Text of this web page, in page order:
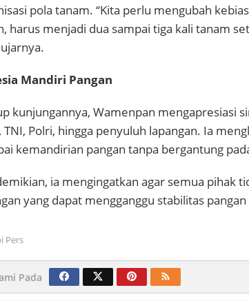
pola tanam. “Kita perlu mengubah
harus menjadi dua sampai tiga kali tanam
Mandiri Pangan
kunjungannya, Wamenpan mengapresiasi
TNI, Polri, hingga penyuluh lapangan. Ia
kemandirian pangan tanpa bergantung
ia mengingatkan agar semua pihak
yang dapat mengganggu stabilitas
Pers
Pada